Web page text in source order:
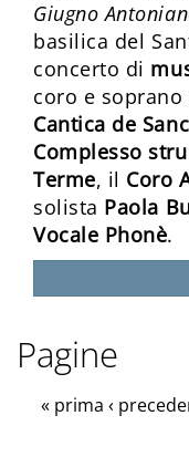
Giugno
basilica del
concerto di
coro e soprano
Cantica de
Complesso
Terme, il Coro
solista Paola
Vocale Phonè.
Pagine
« prima ‹